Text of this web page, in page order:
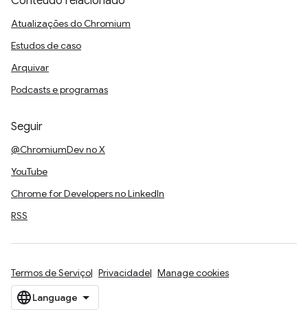
Atualizações do Chromium
Estudos de caso
Arquivar
Podcasts e programas
Seguir
@ChromiumDev no X
YouTube
Chrome for Developers no LinkedIn
RSS
Termos de Serviço Privacidade Manage cookies